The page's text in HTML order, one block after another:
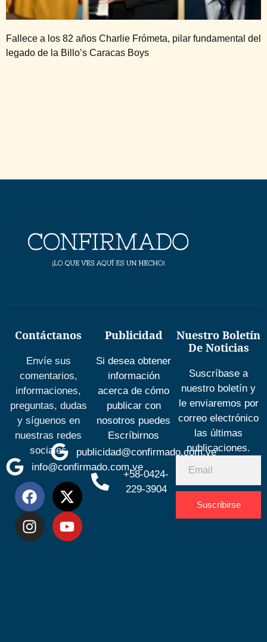
Fallece a los 82 años Charlie Frómeta, pilar fundamental del
legado de la Billo’s Caracas Boys
Contáctanos
Envíe sus
comentarios,
informaciones,
preguntas, dudas
y síguenos en
nuestras redes
sociales
info@confirmado.com.ve
Publicidad
Si desea obtener
información
acerca de cómo
publicar con
nosotros puedes
Escríbirnos
publicidad@confirmado.com.ve
+58-0424-
229-3904
Nuestro Boletín
De Noticias
Suscríbase a
nuestro boletín y
le enviaremos por
correo electrónico
las últimas
publicaciones.
Suscribirse